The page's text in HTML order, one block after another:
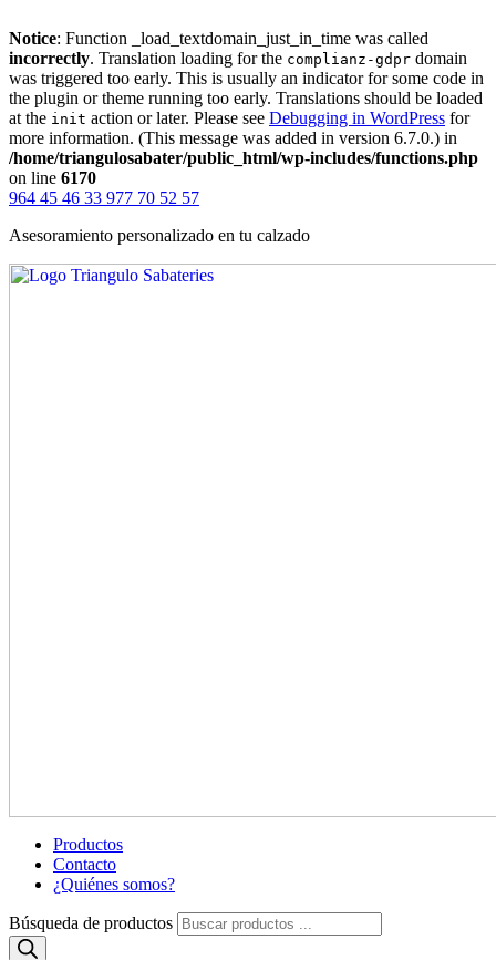
Notice: Function _load_textdomain_just_in_time was called
incorrectly. Translation loading for the complianz-gdpr domain
was triggered too early. This is usually an indicator for some code in
the plugin or theme running too early. Translations should be loaded
at the init action or later. Please see Debugging in WordPress for
more information. (This message was added in version 6.7.0.) in
/home/triangulosabater/public_html/wp-includes/functions.php
on line 6170
964 45 46 33 977 70 52 57
Asesoramiento personalizado en tu calzado
Productos
Contacto
¿Quiénes somos?
Búsqueda de productos